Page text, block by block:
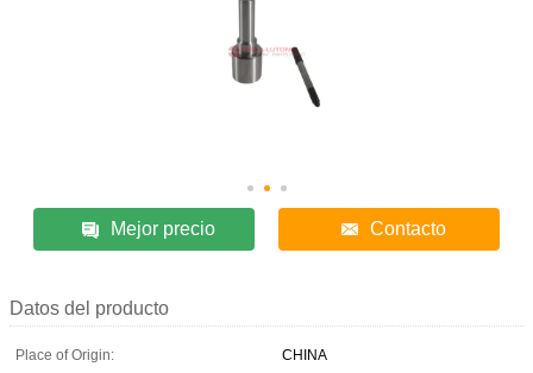
Mejor precio Contacto
Datos del producto
Place of Origin:
CHINA